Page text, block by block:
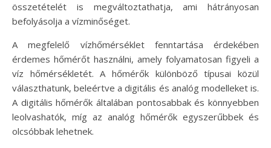
összetételét is megváltoztathatja, ami hátrányosan
befolyásolja a vízminőséget.
A megfelelő vízhőmérséklet fenntartása érdekében
érdemes hőmérőt használni, amely folyamatosan figyeli a
víz hőmérsékletét. A hőmérők különböző típusai közül
választhatunk, beleértve a digitális és analóg modelleket is.
A digitális hőmérők általában pontosabbak és könnyebben
leolvashatók, míg az analóg hőmérők egyszerűbbek és
olcsóbbak lehetnek.